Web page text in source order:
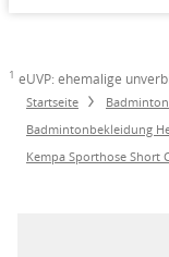
1 eUVP: ehemalige
Startseite Badminton
Badmintonbekleidung
Kempa Sporthose Short